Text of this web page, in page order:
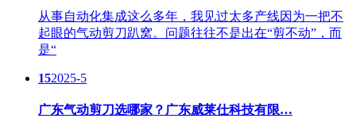
从事自动化集成这么多年，我见过太多产线因为一把不
起眼的气动剪刀趴窝。问题往往不是出在“剪不动”，而
是“
152025-5
广东气动剪刀选哪家？广东威莱仕科技有限…